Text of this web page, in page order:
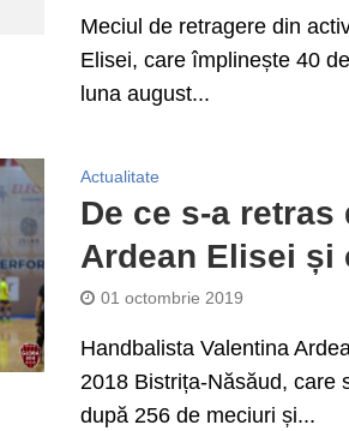
Meciul de retragere din
Elisei, care împlinește 40
luna august...
Actualitate
De ce s-a
Ardean Elisei și
01 octombrie 2019
Handbalista Valentina
2018 Bistrița-Năsăud, care
după 256 de meciuri și...